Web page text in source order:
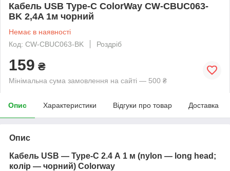
Кабель USB Type-C ColorWay CW-CBUC063-
BK 2,4A 1м чорний
Немає в наявності
Код: CW-CBUC063-BK
Роздріб
159 ₴
Мінімальна сума замовлення на сайті — 500 ₴
Опис Характеристики Відгуки про товар Доставка
Опис
Кабель USB — Type-C 2.4 А 1 м (nylon — long head;
колір — чорний) Colorway